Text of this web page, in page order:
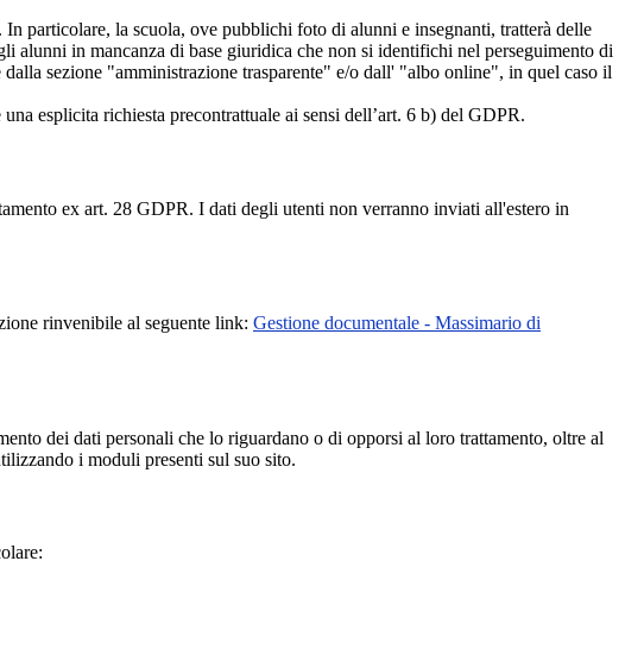
particolare, la scuola, ove pubblichi foto di alunni e insegnanti, tratterà delle
in mancanza di base giuridica che non si identifichi nel perseguimento di
sezione "amministrazione trasparente" e/o dall' "albo online", in quel caso il
esplicita richiesta precontrattuale ai sensi dell’art. 6 b) del GDPR.
ex art. 28 GDPR. I dati degli utenti non verranno inviati all'estero in
rinvenibile al seguente link: Gestione documentale - Massimario di
dei dati personali che lo riguardano o di opporsi al loro trattamento, oltre al
i moduli presenti sul suo sito.